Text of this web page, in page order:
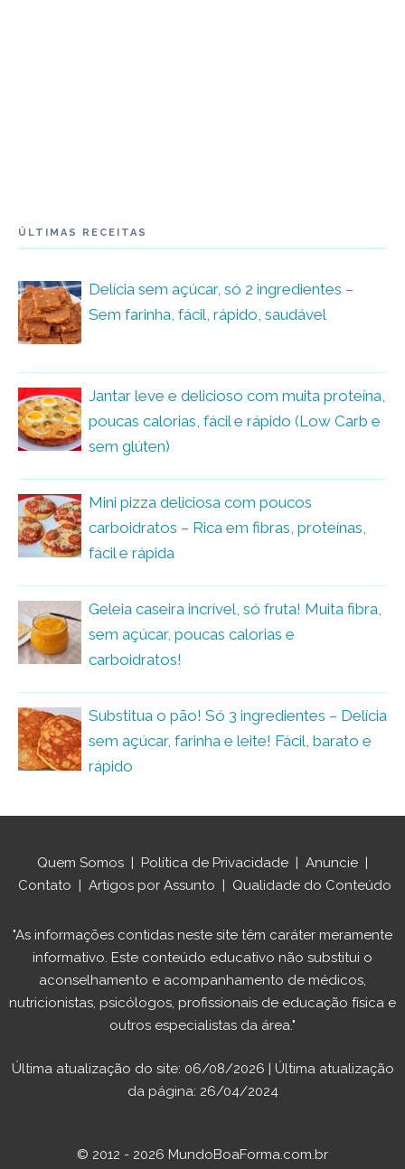
ÚLTIMAS RECEITAS
Delícia sem açúcar, só 2 ingredientes –
Sem farinha, fácil, rápido, saudável
Jantar leve e delicioso com muita proteína,
poucas calorias, fácil e rápido (Low Carb e
sem glúten)
Mini pizza deliciosa com poucos
carboidratos – Rica em fibras, proteínas,
fácil e rápida
Geleia caseira incrível, só fruta! Muita fibra,
sem açúcar, poucas calorias e
carboidratos!
Substitua o pão! Só 3 ingredientes – Delícia
sem açúcar, farinha e leite! Fácil, barato e
rápido
Quem Somos Política de Privacidade Anuncie
Contato
Artigos por Assunto Qualidade do Conteúdo
"As informações contidas neste site têm caráter meramente
informativo. Este conteúdo educativo não substitui o
aconselhamento e acompanhamento de médicos,
nutricionistas, psicólogos, profissionais de educação física e
outros especialistas da área."
Última atualização do site: 06/08/2026 | Última atualização
da página: 26/04/2024
© 2012 - 2026 MundoBoaForma.com.br